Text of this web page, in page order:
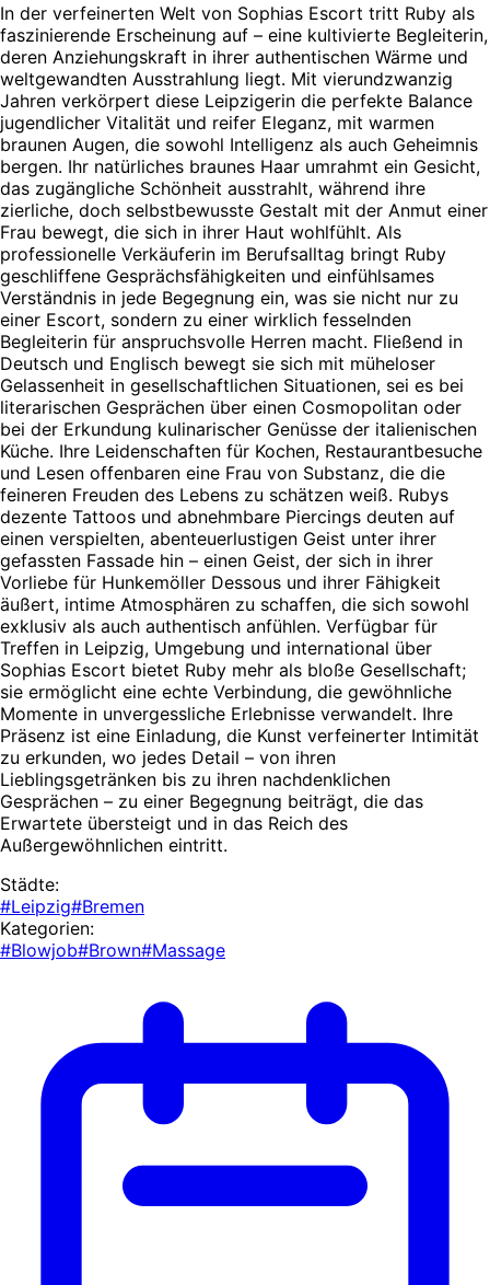
In der verfeinerten Welt von Sophias Escort tritt Ruby als
faszinierende Erscheinung auf – eine kultivierte Begleiterin,
deren Anziehungskraft in ihrer authentischen Wärme und
weltgewandten Ausstrahlung liegt. Mit vierundzwanzig
Jahren verkörpert diese Leipzigerin die perfekte Balance
jugendlicher Vitalität und reifer Eleganz, mit warmen
braunen Augen, die sowohl Intelligenz als auch Geheimnis
bergen. Ihr natürliches braunes Haar umrahmt ein Gesicht,
das zugängliche Schönheit ausstrahlt, während ihre
zierliche, doch selbstbewusste Gestalt mit der Anmut einer
Frau bewegt, die sich in ihrer Haut wohlfühlt. Als
professionelle Verkäuferin im Berufsalltag bringt Ruby
geschliffene Gesprächsfähigkeiten und einfühlsames
Verständnis in jede Begegnung ein, was sie nicht nur zu
einer Escort, sondern zu einer wirklich fesselnden
Begleiterin für anspruchsvolle Herren macht. Fließend in
Deutsch und Englisch bewegt sie sich mit müheloser
Gelassenheit in gesellschaftlichen Situationen, sei es bei
literarischen Gesprächen über einen Cosmopolitan oder
bei der Erkundung kulinarischer Genüsse der italienischen
Küche. Ihre Leidenschaften für Kochen, Restaurantbesuche
und Lesen offenbaren eine Frau von Substanz, die die
feineren Freuden des Lebens zu schätzen weiß. Rubys
dezente Tattoos und abnehmbare Piercings deuten auf
einen verspielten, abenteuerlustigen Geist unter ihrer
gefassten Fassade hin – einen Geist, der sich in ihrer
Vorliebe für Hunkemöller Dessous und ihrer Fähigkeit
äußert, intime Atmosphären zu schaffen, die sich sowohl
exklusiv als auch authentisch anfühlen. Verfügbar für
Treffen in Leipzig, Umgebung und international über
Sophias Escort bietet Ruby mehr als bloße Gesellschaft;
sie ermöglicht eine echte Verbindung, die gewöhnliche
Momente in unvergessliche Erlebnisse verwandelt. Ihre
Präsenz ist eine Einladung, die Kunst verfeinerter Intimität
zu erkunden, wo jedes Detail – von ihren
Lieblingsgetränken bis zu ihren nachdenklichen
Gesprächen – zu einer Begegnung beiträgt, die das
Erwartete übersteigt und in das Reich des
Außergewöhnlichen eintritt.
Städte:
#Leipzig#Bremen
Kategorien:
#Blowjob#Brown#Massage